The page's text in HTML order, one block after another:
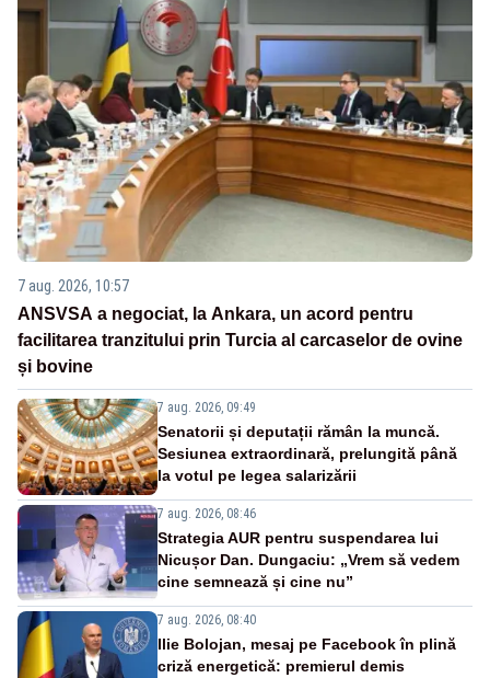
7 aug. 2026, 10:57
ANSVSA a negociat, la Ankara, un acord pentru
facilitarea tranzitului prin Turcia al carcaselor de ovine
și bovine
7 aug. 2026, 09:49
Senatorii și deputații rămân la muncă.
Sesiunea extraordinară, prelungită până
la votul pe legea salarizării
7 aug. 2026, 08:46
Strategia AUR pentru suspendarea lui
Nicușor Dan. Dungaciu: „Vrem să vedem
cine semnează și cine nu”
7 aug. 2026, 08:40
Ilie Bolojan, mesaj pe Facebook în plină
criză energetică: premierul demis